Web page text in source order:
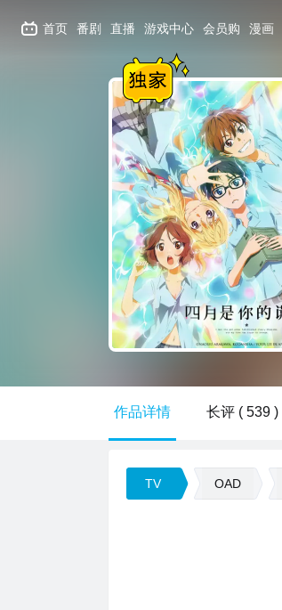
首页 番剧 直播 游戏中心 会员购 漫画
作品详情 长评 ( 539 )
TV OAD